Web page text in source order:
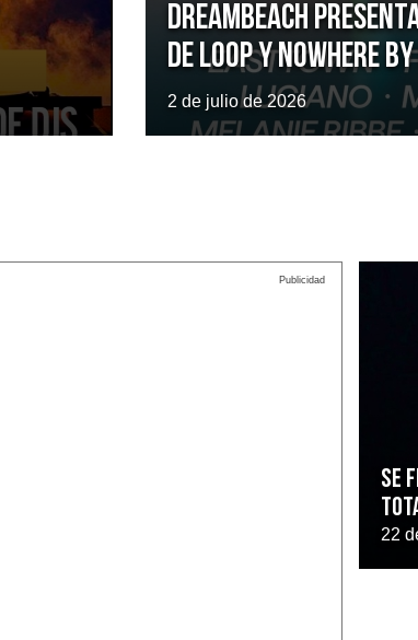
Dreambeach
de LOOP y Nowhere
2 de julio de 2026
Publicidad
Se
22